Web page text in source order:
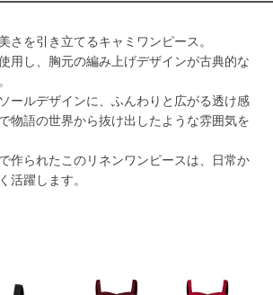
さを引き立てるキャミワンピース。
用し、胸元の編み上げデザインが古典的な
ールデザインに、ふんわりと広がる透け感
物語の世界から抜け出したような雰囲気を
作られたこのリネンワンピースは、日常か
活躍します。